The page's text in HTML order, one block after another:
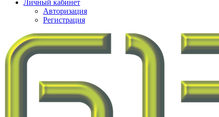
Личный кабинет
Авторизация
Регистрация